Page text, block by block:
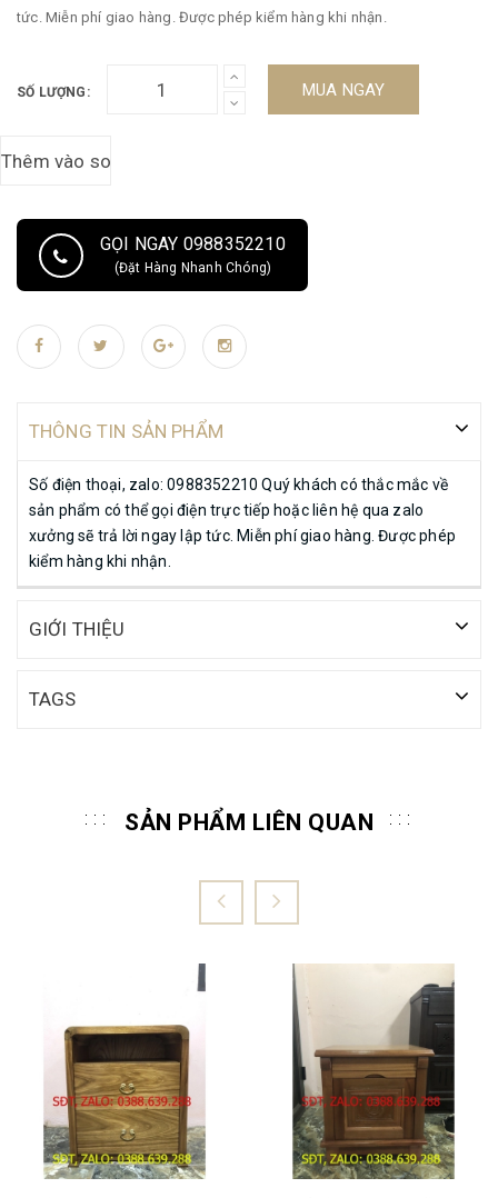
tức. Miễn phí giao hàng. Được phép kiểm hàng khi nhận.
SỐ LƯỢNG: MUA NGAY
GỌI NGAY 0988352210
(Đặt Hàng Nhanh Chóng)
THÔNG TIN SẢN PHẨM
Số điện thoại, zalo: 0988352210 Quý khách có thắc mắc về
sản phẩm có thể gọi điện trực tiếp hoặc liên hệ qua zalo
xưởng sẽ trả lời ngay lập tức. Miễn phí giao hàng. Được phép
kiểm hàng khi nhận.
GIỚI THIỆU
TAGS
SẢN PHẨM LIÊN QUAN